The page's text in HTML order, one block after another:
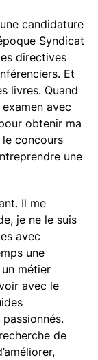
candidature
Syndicat
directives
Et
livres. Quand
avec
obtenir ma
le concours
une
Il me
je ne le suis
avec
une
un métier
avec le
de